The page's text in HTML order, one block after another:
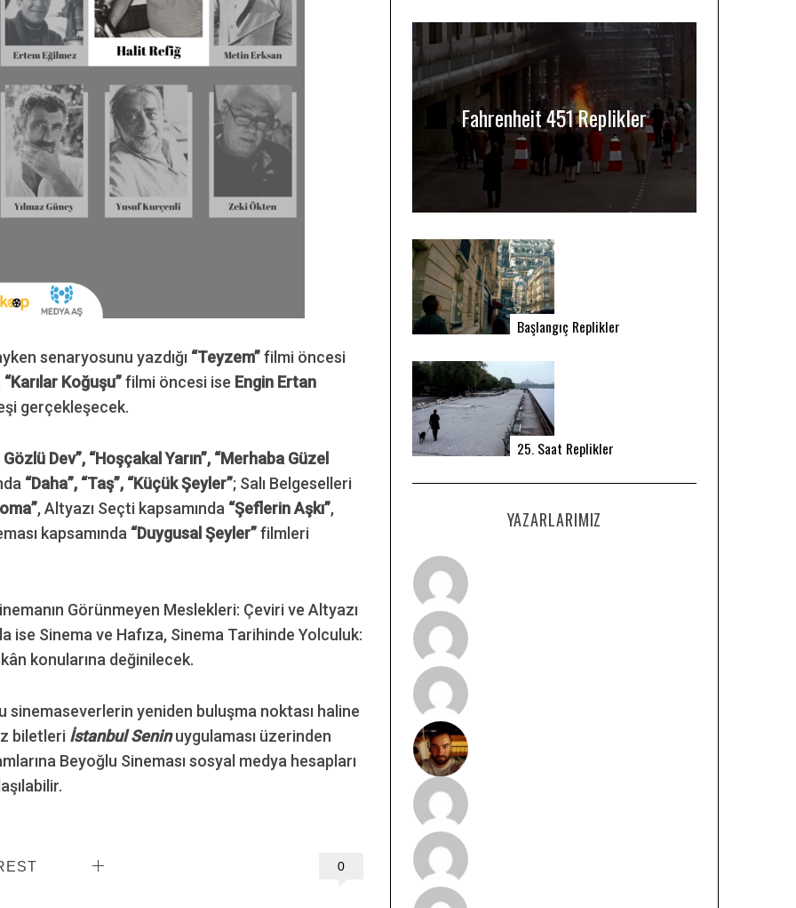
senaryosunu yazdığı “Teyzem”filmi öncesi
“Karılar Koğuşu”filmi öncesi ise Engin Ertan
gerçekleşecek.
Gözlü Dev”, “Hoşçakal Yarın”, “Merhaba Güzel
“Daha”, “Taş”, “Küçük Şeyler”; Salı Belgeselleri
, Altyazı Seçti kapsamında “Şeflerin Aşkı”,
kapsamında “Duygusal Şeyler”filmleri
Görünmeyen Meslekleri: Çeviri ve Altyazı
ise Sinema ve Hafıza, Sinema Tarihinde Yolculuk:
konularına değinilecek.
sinemaseverlerin yeniden buluşma noktası haline
biletleri İstanbul Seninuygulaması üzerinden
Beyoğlu Sineması sosyal medya hesapları
0
Fahrenheit 451 Replikler
Başlangıç Replikler
25. Saat Replikler
YAZARLARIMIZ